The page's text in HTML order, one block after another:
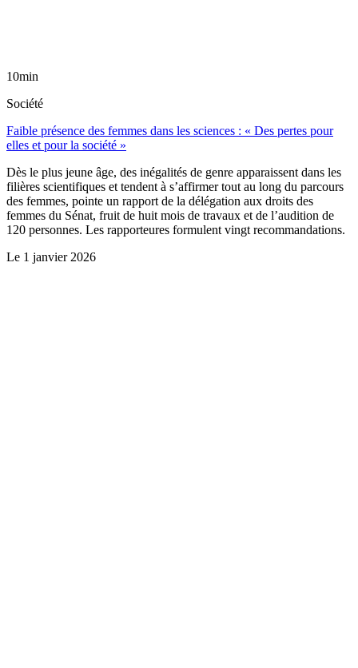
10min
Société
Faible présence des femmes dans les sciences : « Des pertes pour
elles et pour la société »
Dès le plus jeune âge, des inégalités de genre apparaissent dans les
filières scientifiques et tendent à s’affirmer tout au long du parcours
des femmes, pointe un rapport de la délégation aux droits des
femmes du Sénat, fruit de huit mois de travaux et de l’audition de
120 personnes. Les rapporteures formulent vingt recommandations.
Le 1 janvier 2026